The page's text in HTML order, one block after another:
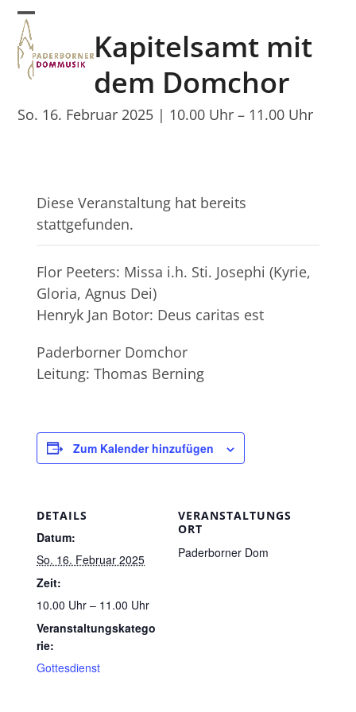
Skip
content
Open
mobile
menu
Close
mobile
menu
Kapitelsamt mit
dem Domchor
So. 16. Februar 2025 | 10.00 Uhr – 11.00 Uhr
Diese Veranstaltung hat bereits
stattgefunden.
Flor Peeters: Missa i.h. Sti. Josephi (Kyrie,
Gloria, Agnus Dei)
Henryk Jan Botor: Deus caritas est
Paderborner Domchor
Leitung: Thomas Berning
Zum Kalender hinzufügen
DETAILS
Datum:
So. 16. Februar 2025
Zeit:
10.00 Uhr – 11.00 Uhr
Veranstaltungskatego
rie:
Gottesdienst
VERANSTALTUNGS
ORT
Paderborner Dom